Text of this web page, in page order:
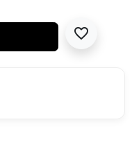
favorite_border